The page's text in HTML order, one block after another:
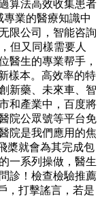
算法高效收集患者
業的醫療知識中
限公司，智能咨詢
但又同樣需要人
醫生的專業帮手，
樣本。高效率的特
新藥、未來車、智
和產業中，百度將
院公眾號等平台免
院是我們應用的焦
槳就會為其完成包
一系列操做，醫生
診！檢查檢驗推薦
，打擊謠言，若是